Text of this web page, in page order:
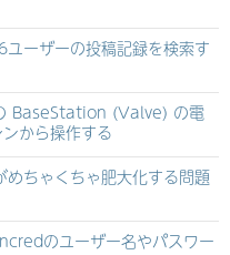
ーザーの投稿記録を検索す
BaseStation (Valve) の電
から操作する
ちゃくちゃ肥大化する問題
のユーザー名やパスワー